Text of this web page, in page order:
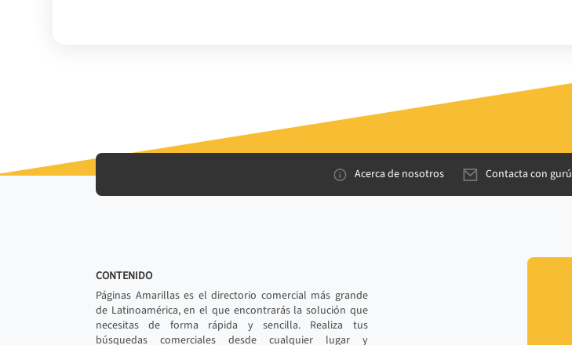
Acerca de nosotros Contacta con gurú
CONTENIDO
Páginas Amarillas es el directorio comercial más grande
de Latinoamérica, en el que encontrarás la solución que
necesitas de forma rápida y sencilla. Realiza tus
búsquedas comerciales desde cualquier lugar y